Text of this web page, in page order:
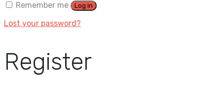
Remember me
Log in
Lost your password?
Register